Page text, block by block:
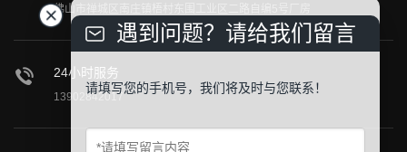
佛山市禅城区南庄镇梧村东围工业区二路自编5号厂房
24小时服务
13902842017
遇到问题？请给我们留言
请填写您的手机号，我们将及时与您联系！